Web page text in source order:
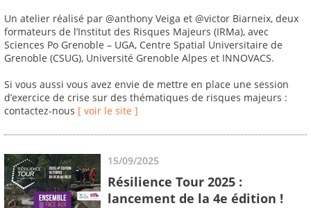
Un atelier réalisé par @anthony Veiga et @victor Biarneix, deux
formateurs de l’Institut des Risques Majeurs (IRMa), avec
Sciences Po Grenoble – UGA, Centre Spatial Universitaire de
Grenoble (CSUG), Université Grenoble Alpes et INNOVACS.
Si vous aussi vous avez envie de mettre en place une session
d’exercice de crise sur des thématiques de risques majeurs :
contactez-nous [ voir le site ]
15/09/2025
Résilience Tour 2025 :
lancement de la 4e édition !